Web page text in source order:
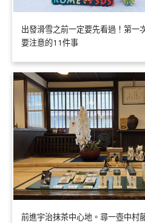
出發滑雪之前一定要先看過！第一
要注意的11件事
前進宇治抹茶中心地。尋一壺中村